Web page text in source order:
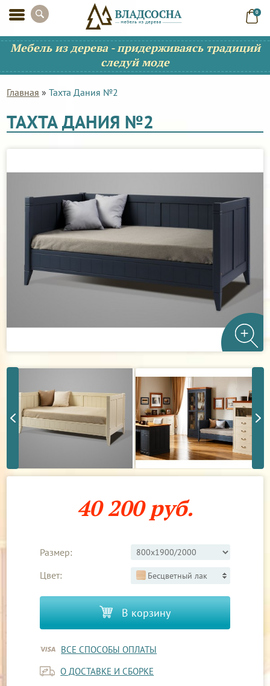
0
Мебель из дерева - придерживаясь традиций
следуй моде
Главная »Тахта Дания №2
ТАХТА ДАНИЯ №2
40 200 руб.
Размер:
Цвет:
Бесцветный лак
В корзину
ВСЕ СПОСОБЫ ОПЛАТЫ
О ДОСТАВКЕ И СБОРКЕ